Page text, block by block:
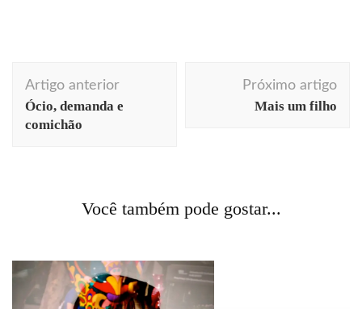
de
post
Artigo anterior
Ócio, demanda e
comichão
Próximo artigo
Mais um filho
Você também pode gostar...
Bibliographic